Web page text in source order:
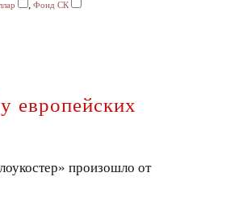
, Фонд СК
европейских
произошло от